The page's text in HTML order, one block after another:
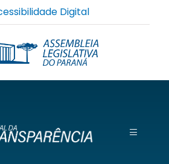
Digital